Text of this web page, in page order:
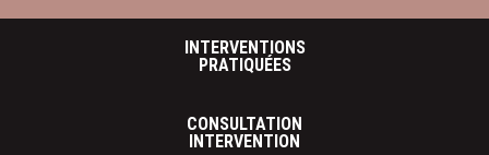
INTERVENTIONS
PRATIQUÉES
CONSULTATION
INTERVENTION